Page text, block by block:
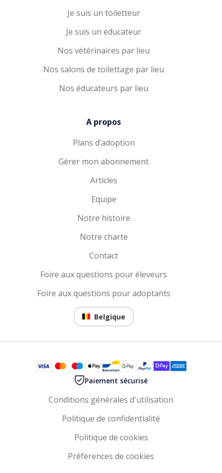
Je suis un toiletteur
Je suis un éducateur
Nos vétérinaires par lieu
Nos salons de toilettage par lieu
Nos éducateurs par lieu
A propos
Plans d’adoption
Gérer mon abonnement
Articles
Equipe
Notre histoire
Notre charte
Contact
Foire aux questions pour éleveurs
Foire aux questions pour adoptants
Belgique
Paiement sécurisé
Conditions générales d'utilisation
Politique de confidentialité
Politique de cookies
Préférences de cookies